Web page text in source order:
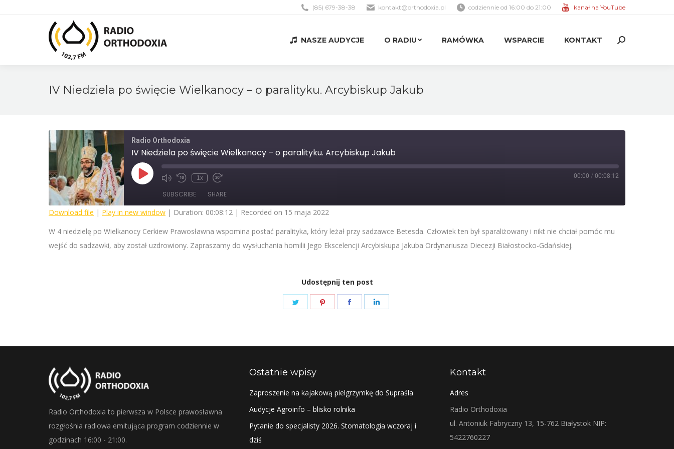
(85) 679-38-38 kontakt@orthodoxia.pl codziennie od 16:00 do 21:00 kanał na YouTube
NASZE AUDYCJE O RADIU RAMÓWKA WSPARCIE KONTAKT Search:
IV Niedziela po święcie Wielkanocy – o paralityku. Arcybiskup Jakub
Radio Orthodoxia
IV Niedziela po święcie Wielkanocy – o paralityku. Arcybiskup Jakub
Play
Episode Mute/Unmute
Rewind
Seconds
1x
Fast
30
seconds
00:00 / 00:08:12
SUBSCRIBE SHARE
RSS FEED
LINK
Download file | Play in new window | Duration: 00:08:12 | Recorded on 15 maja 2022
W 4 niedzielę po Wielkanocy Cerkiew Prawosławna wspomina postać paralityka, który leżał przy sadzawce Betesda. Człowiek ten był sparaliżowany i nikt nie chciał pomóc mu
wejść do sadzawki, aby został uzdrowiony. Zapraszamy do wysłuchania homilii Jego Ekscelencji Arcybiskupa Jakuba Ordynariusza Diecezji Białostocko-Gdańskiej.
Udostępnij ten post
Share
Share
Share
Radio Orthodoxia to pierwsza w Polsce prawosławna
rozgłośnia radiowa emitująca program codziennie w
godzinach 16:00 - 21:00.
Ostatnie wpisy
Zaproszenie na kajakową pielgrzymkę do Supraśla
Audycje Agroinfo – blisko rolnika
Pytanie do specjalisty 2026. Stomatologia wczoraj i
dziś
Kontakt
Adres
Radio Orthodoxia
ul. Antoniuk Fabryczny 13, 15-762 Białystok NIP:
5422760227